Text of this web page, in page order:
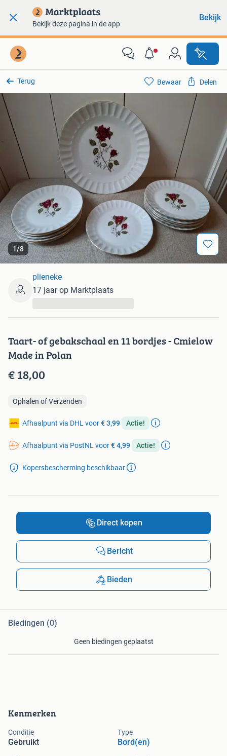
Bekijk deze pagina in de app
Bekijk
Terug
1/8
Kenmerken
Conditie
Gebruikt
Type
Bord(en)
Bewaar Delen
Taart- of gebakschaal en 11 bordjes - Cmielow
Made in Polan
€ 18,00
Ophalen of Verzenden
Afhaalpunt via DHL voor€ 3,99 Actie!
Afhaalpunt via PostNL voor€ 4,99 Actie!
Kopersbescherming beschikbaar
plieneke
17 jaar op Marktplaats
Direct kopen
Bericht
Bieden
Biedingen (0)
Geen biedingen geplaatst